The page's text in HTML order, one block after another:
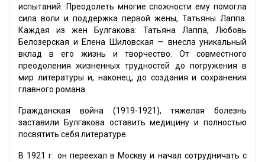
испытаний. Преодолеть многие сложности ему помогла
сила воли и поддержка первой жены, Татьяны Лаппа.
Каждая из жен Булгакова: Татьяна Лаппа, Любовь
Белозерская и Елена Шиловская — внесла уникальный
вклад в его жизнь и творчество. От совместного
преодоления жизненных трудностей до погружения в
мир литературы и, наконец, до создания и сохранения
главного романа.
Гражданская война (1919-1921), тяжелая болезнь
заставили Булгакова оставить медицину и полностью
посвятить себя литературе.
В 1921 г. он переехал в Москву и начал сотрудничать с